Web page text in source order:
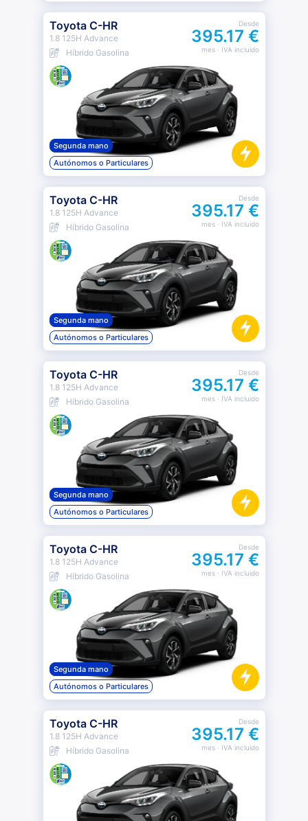
Toyota C-HR
1.8 125H Advance
Híbrido Gasolina
Desde
395.17 €
mes· IVA incluido
Segunda mano
Autónomos o Particulares
Toyota C-HR
1.8 125H Advance
Híbrido Gasolina
Desde
395.17 €
mes· IVA incluido
Segunda mano
Autónomos o Particulares
Toyota C-HR
1.8 125H Advance
Híbrido Gasolina
Desde
395.17 €
mes· IVA incluido
Segunda mano
Autónomos o Particulares
Toyota C-HR
1.8 125H Advance
Híbrido Gasolina
Desde
395.17 €
mes· IVA incluido
Segunda mano
Autónomos o Particulares
Toyota C-HR
1.8 125H Advance
Híbrido Gasolina
Desde
395.17 €
mes· IVA incluido